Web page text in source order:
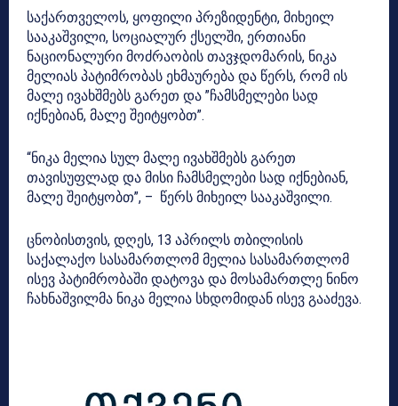
საქართველოს, ყოფილი პრეზიდენტი, მიხეილ
სააკაშვილი, სოციალურ ქსელში, ერთიანი
ნაციონალური მოძრაობის თავჯდომარის, ნიკა
მელიას პატიმრობას ეხმაურება და წერს, რომ ის
მალე ივახშმებს გარეთ და ”ჩამსმელები სად
იქნებიან, მალე შეიტყობთ”.
“ნიკა მელია სულ მალე ივახშმებს გარეთ
თავისუფლად და მისი ჩამსმელები სად იქნებიან,
მალე შეიტყობთ”, – წერს მიხეილ სააკაშვილი.
ცნობისთვის, დღეს, 13 აპრილს თბილისის
საქალაქო სასამართლომ მელია სასამართლომ
ისევ პატიმრობაში დატოვა და მოსამართლე ნინო
ჩახნაშვილმა ნიკა მელია სხდომიდან ისევ გააძევა.